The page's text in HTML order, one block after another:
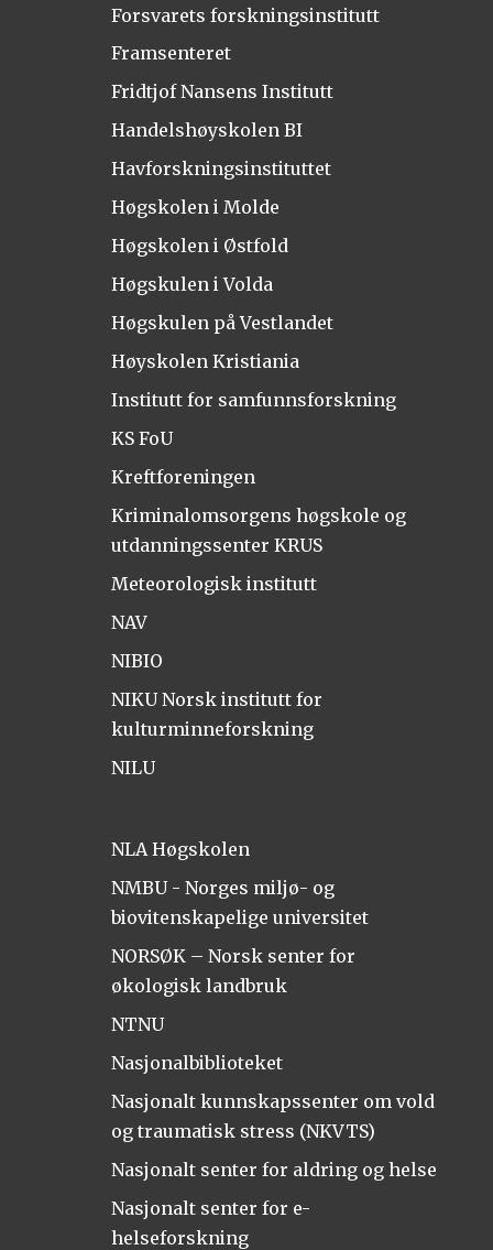
Forsvarets forskningsinstitutt
Framsenteret
Fridtjof Nansens Institutt
Handelshøyskolen BI
Havforskningsinstituttet
Høgskolen i Molde
Høgskolen i Østfold
Høgskulen i Volda
Høgskulen på Vestlandet
Høyskolen Kristiania
Institutt for samfunnsforskning
KS FoU
Kreftforeningen
Kriminalomsorgens høgskole og
utdanningssenter KRUS
Meteorologisk institutt
NAV
NIBIO
NIKU Norsk institutt for
kulturminneforskning
NILU
NLA Høgskolen
NMBU - Norges miljø- og
biovitenskapelige universitet
NORSØK – Norsk senter for
økologisk landbruk
NTNU
Nasjonalbiblioteket
Nasjonalt kunnskapssenter om vold
og traumatisk stress (NKVTS)
Nasjonalt senter for aldring og helse
Nasjonalt senter for e-
helseforskning